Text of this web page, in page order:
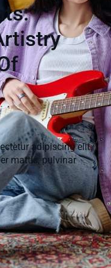
adipiscing elit.
mattis, pulvinar